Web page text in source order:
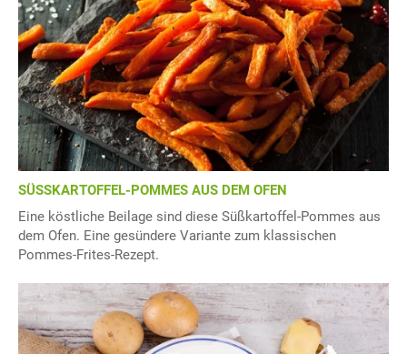
SÜSSKARTOFFEL-POMMES AUS DEM OFEN
Eine köstliche Beilage sind diese Süßkartoffel-Pommes aus
dem Ofen. Eine gesündere Variante zum klassischen
Pommes-Frites-Rezept.